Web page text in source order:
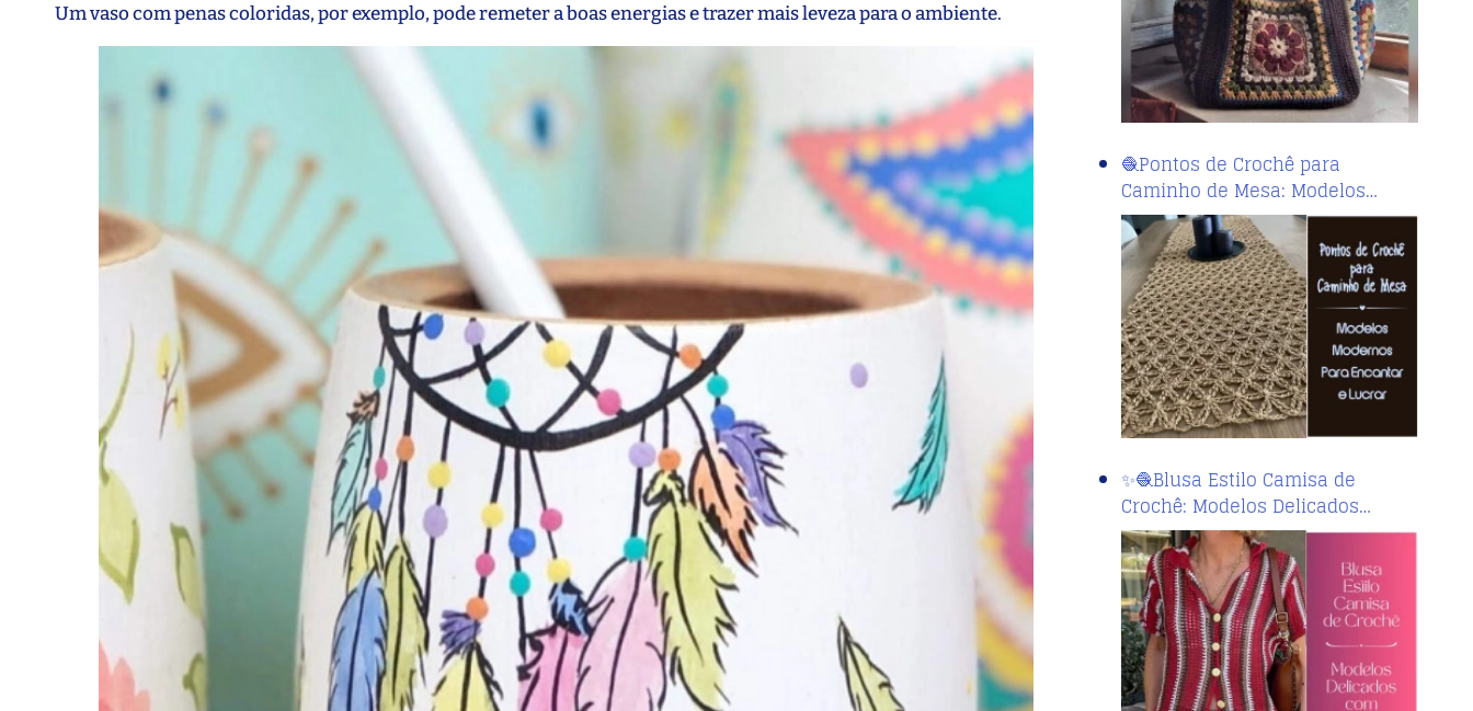
Um vaso com penas coloridas, por exemplo, pode remeter a boas energias e trazer mais leveza para o ambiente.
🧶Pontos de Crochê para
Caminho de Mesa: Modelos…
✨🧶Blusa Estilo Camisa de
Crochê: Modelos Delicados…